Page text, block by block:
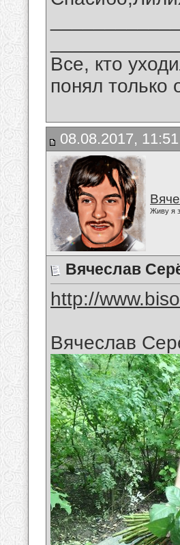
Все, кто
понял только
08.08.2017, 11:51
Живу я
Вячеслав
http://
Вячеслав